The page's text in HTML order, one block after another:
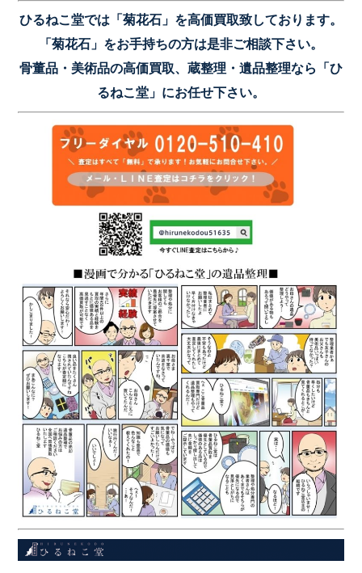
ひるねこ堂では「菊花石」を高価買取致しております。
「菊花石」をお手持ちの方は是非ご相談下さい。
骨董品・美術品の高価買取、蔵整理・遺品整理なら「ひ
るねこ堂」にお任せ下さい。